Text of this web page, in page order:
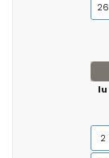
26
lu
2